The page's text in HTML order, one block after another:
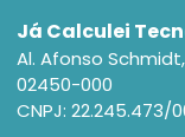
Já Calculei
Al. Afonso
02450-000
CNPJ: 22.245.473/